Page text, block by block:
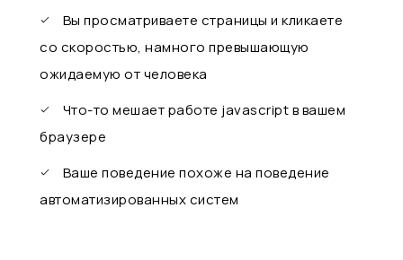
Вы просматриваете страницы и кликаете
со скоростью, намного превышающую
ожидаемую от человека
Что-то мешает работе javascript в вашем
браузере
Ваше поведение похоже на поведение
автоматизированных систем